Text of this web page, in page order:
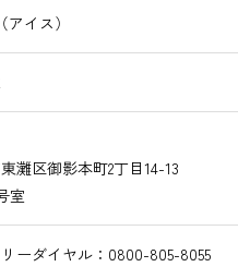
イス）
灘区御影本町2丁目14-13
室
ーダイヤル：0800-805-8055